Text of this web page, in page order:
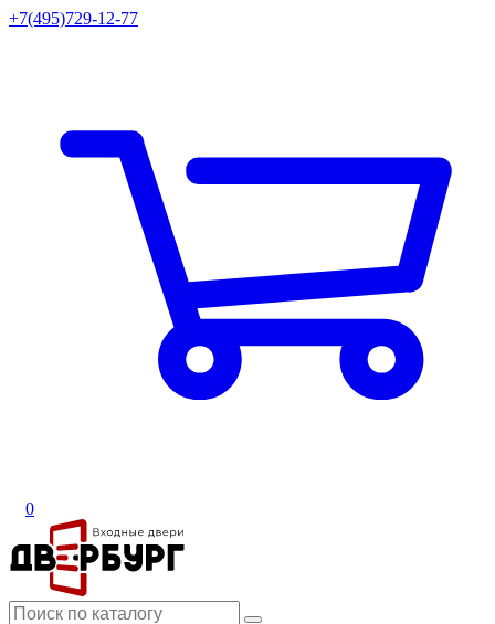
+7(495)729-12-77
0